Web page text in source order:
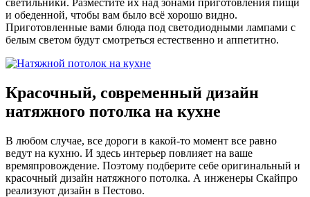
светильники. Разместите их над зонами приготовления пищи
и обеденной, чтобы вам было всё хорошо видно.
Приготовленные вами блюда под светодиодными лампами с
белым светом будут смотреться естественно и аппетитно.
Красочный, современный дизайн
натяжного потолка на кухне
В любом случае, все дороги в какой-то момент все равно
ведут на кухню. И здесь интерьер повлияет на ваше
времяпровождение. Поэтому подберите себе оригинальный и
красочный дизайн натяжного потолка. А инженеры Скайпро
реализуют дизайн в Пестово.